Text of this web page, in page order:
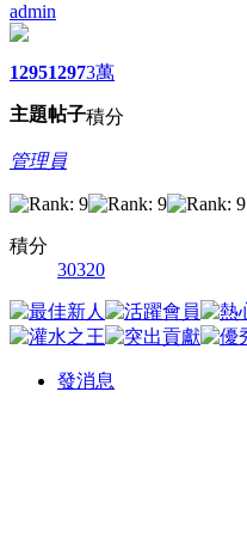
admin
1295
主題
1297
帖子
3萬
積分
管理員
積分
30320
發消息